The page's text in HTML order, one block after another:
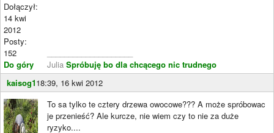
Dołączył:
14 kwi
2012
Posty:
152
Do góry
Julia Spróbuję bo dla chcącego nic trudnego
kaisog118:39, 16 kwi 2012
To sa tylko te cztery drzewa owocowe??? A może spróbowac
je przenieść? Ale kurcze, nie wiem czy to nie za duże
ryzyko....